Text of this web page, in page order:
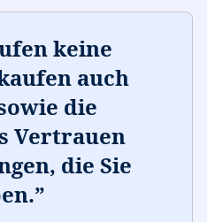
keine
auch
die
Vertrauen
die Sie
”